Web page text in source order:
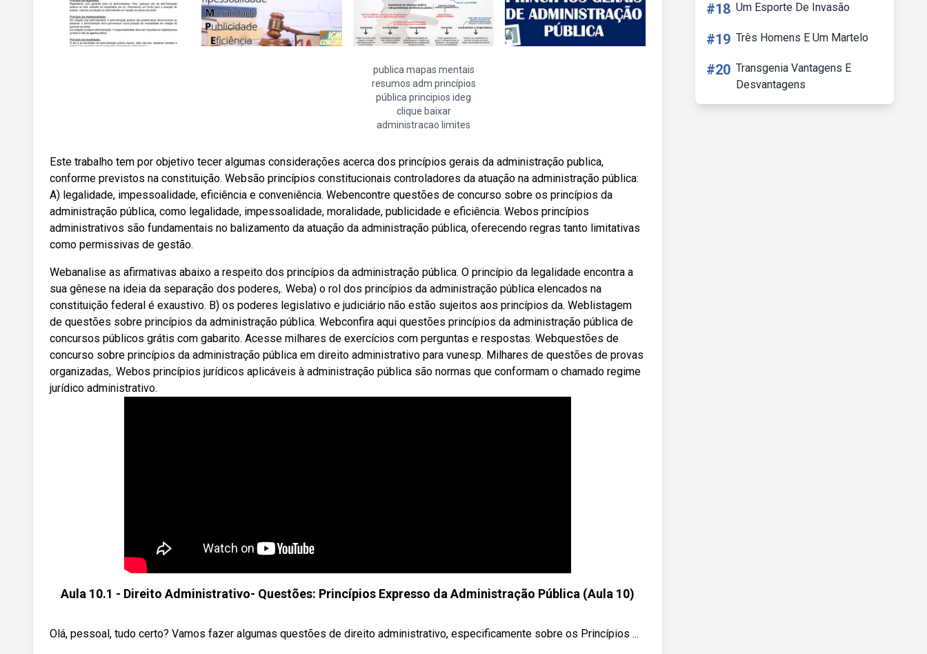
publica mapas mentais
resumos adm princípios
pública principios ideg
clique baixar
administracao limites
Este trabalho tem por objetivo tecer algumas considerações acerca dos princípios gerais da administração publica,
conforme previstos na constituição. Websão princípios constitucionais controladores da atuação na administração pública:
A) legalidade, impessoalidade, eficiência e conveniência. Webencontre questões de concurso sobre os princípios da
administração pública, como legalidade, impessoalidade, moralidade, publicidade e eficiência. Webos princípios
administrativos são fundamentais no balizamento da atuação da administração pública, oferecendo regras tanto limitativas
como permissivas de gestão.
Webanalise as afirmativas abaixo a respeito dos princípios da administração pública. O princípio da legalidade encontra a
sua gênese na ideia da separação dos poderes,. Weba) o rol dos princípios da administração pública elencados na
constituição federal é exaustivo. B) os poderes legislativo e judiciário não estão sujeitos aos princípios da. Weblistagem
de questões sobre princípios da administração pública. Webconfira aqui questões princípios da administração pública de
concursos públicos grátis com gabarito. Acesse milhares de exercícios com perguntas e respostas. Webquestões de
concurso sobre princípios da administração pública em direito administrativo para vunesp. Milhares de questões de provas
organizadas,. Webos princípios jurídicos aplicáveis à administração pública são normas que conformam o chamado regime
jurídico administrativo.
Aula 10.1 - Direito Administrativo- Questões: Princípios Expresso da Administração Pública (Aula 10)
Olá, pessoal, tudo certo? Vamos fazer algumas questões de direito administrativo, especificamente sobre os Princípios ...
#18 Um Esporte De Invasão
#19 Três Homens E Um Martelo
#20 Transgenia Vantagens E
Desvantagens